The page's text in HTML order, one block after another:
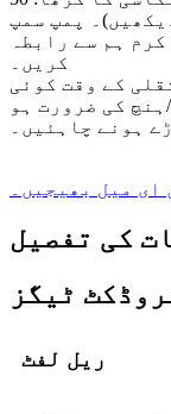
پمپ سمپ
ہم سے رابطہ
کریں۔
کے وقت کوئی
کی ضرورت ہو
ہونے چاہئیں۔
ای میل بھیجیں۔
کی تفصیل
ٹیگز
ریل لفٹ